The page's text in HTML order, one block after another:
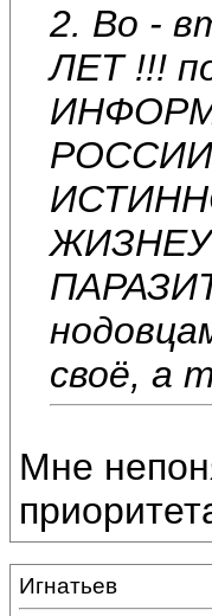
2. Во -
ЛЕТ !!!
РОССИИ.
своё, а
Мне
Игнатьев